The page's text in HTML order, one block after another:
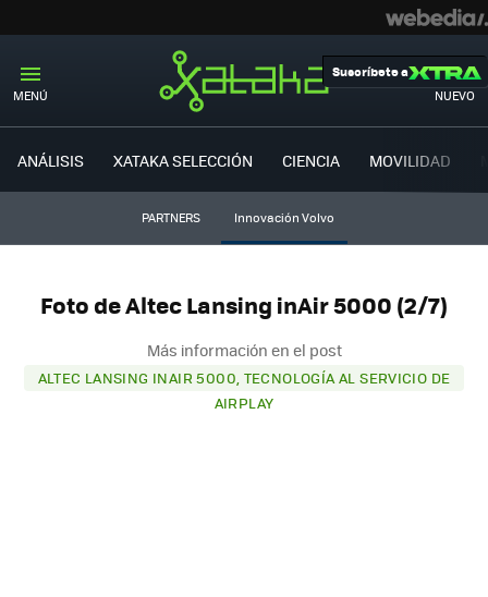
MENÚ NUEVO
Suscríbete a
ANÁLISIS XATAKA SELECCIÓN CIENCIA MOVILIDAD
PARTNERS Innovación Volvo
Foto de Altec Lansing inAir 5000 (2/7)
Más información en el post
ALTEC LANSING INAIR 5000, TECNOLOGÍA AL SERVICIO DE
AIRPLAY